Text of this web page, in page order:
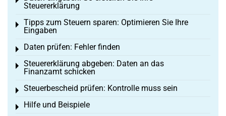
Steuererklärung
Tipps zum Steuern sparen: Optimieren Sie Ihre
Eingaben
Toggle menu
Daten prüfen: Fehler finden
Toggle menu
Steuererklärung abgeben: Daten an das
Finanzamt schicken
Toggle menu
Steuerbescheid prüfen: Kontrolle muss sein
Toggle menu
Hilfe und Beispiele
Toggle menu